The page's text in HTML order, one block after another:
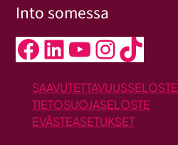
Into somessa
Facebook LinkedIn YouTube InstagramTikTok
SAAVUTETTAVUUSSELOSTE
TIETOSUOJASELOSTE
EVÄSTEASETUKSET